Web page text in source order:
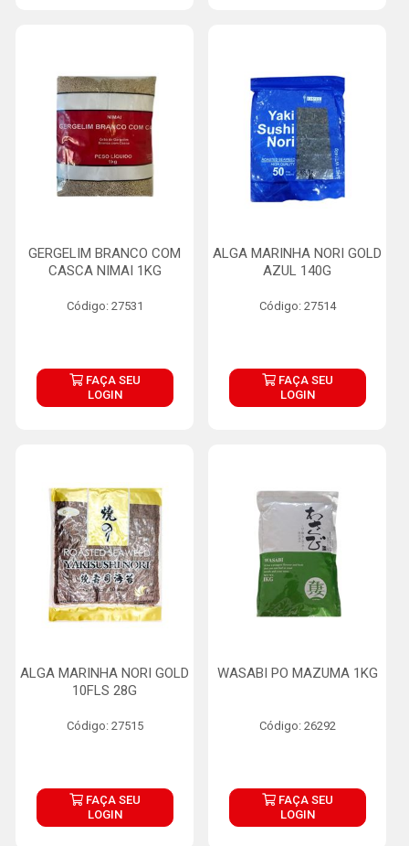
GERGELIM BRANCO COM
CASCA NIMAI 1KG
Código: 27531
FAÇA SEU
LOGIN
ALGA MARINHA NORI GOLD
AZUL 140G
Código: 27514
FAÇA SEU
LOGIN
ALGA MARINHA NORI GOLD
10FLS 28G
Código: 27515
FAÇA SEU
LOGIN
WASABI PO MAZUMA 1KG
Código: 26292
FAÇA SEU
LOGIN